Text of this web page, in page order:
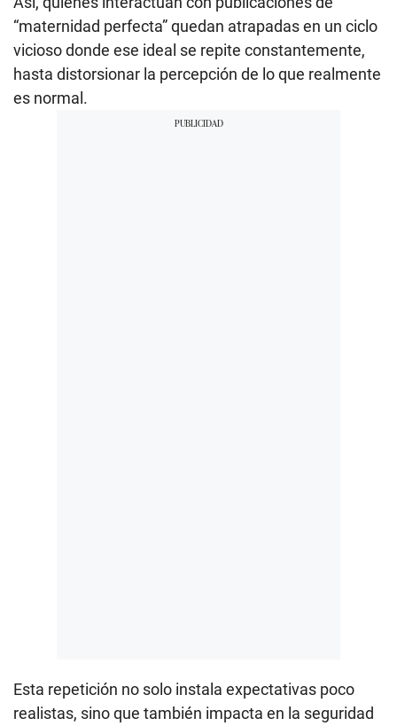
“maternidad perfecta” quedan atrapadas en un ciclo
vicioso donde ese ideal se repite constantemente,
hasta distorsionar la percepción de lo que realmente
es normal.
Esta repetición no solo instala expectativas poco
realistas, sino que también impacta en la seguridad